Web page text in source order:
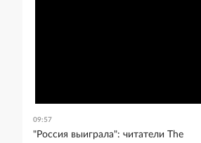
09:57
"Россия выиграла": читатели The